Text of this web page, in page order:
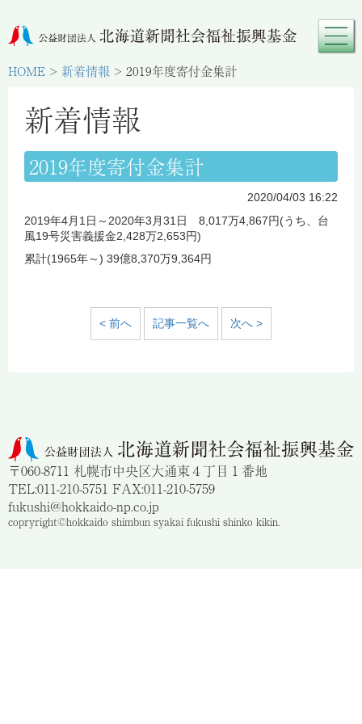
HOME > 新着情報 > 2019年度寄付金集計
新着情報
2019年度寄付金集計
2020/04/03 16:22
2019年4月1日～2020年3月31日 8,017万4,867円(うち、台
風19号災害義援金2,428万2,653円)
累計(1965年～) 39億8,370万9,364円
< 前へ 記事一覧へ 次へ >
〒060-8711 札幌市中央区大通東４丁目１番地
TEL:011-210-5751 FAX:011-210-5759
fukushi@hokkaido-np.co.jp
copryright©hokkaido shimbun syakai fukushi shinko kikin.